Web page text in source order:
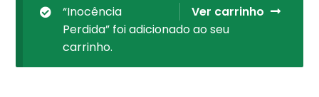
Ver carrinho
“Inocência
Perdida” foi adicionado ao seu
carrinho.